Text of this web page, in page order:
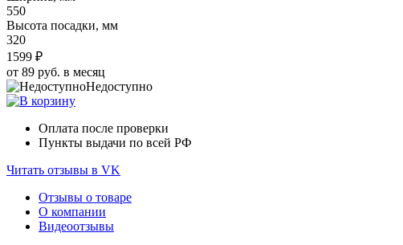
550
Высота посадки, мм
320
1599 ₽
от 89 руб. в месяц
Недоступно
Оплата после проверки
Пункты выдачи по всей РФ
Читать отзывы в VK
Отзывы о товаре
О компании
Видеоотзывы